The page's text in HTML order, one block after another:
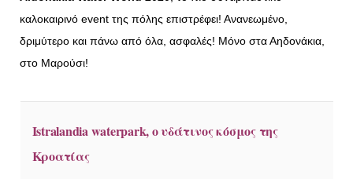
καλοκαιρινό event της πόλης επιστρέφει! Ανανεωμένο,
δριμύτερο και πάνω από όλα, ασφαλές! Μόνο στα Αηδονάκια,
στο Μαρούσι!
Istralandia waterpark, ο υδάτινος κόσμος της
Κροατίας